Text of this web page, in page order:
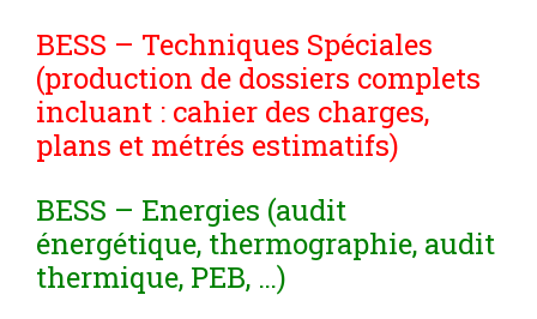
BESS – Techniques Spéciales
(production de dossiers complets
incluant : cahier des charges,
plans et métrés estimatifs)
BESS – Energies (audit
énergétique, thermographie, audit
thermique, PEB, …)